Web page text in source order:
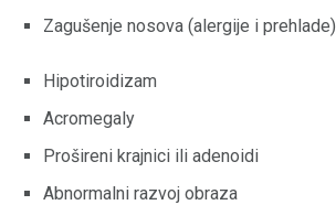
Zagušenje nosova (alergije i prehlade)
Hipotiroidizam
Acromegaly
Prošireni krajnici ili adenoidi
Abnormalni razvoj obraza